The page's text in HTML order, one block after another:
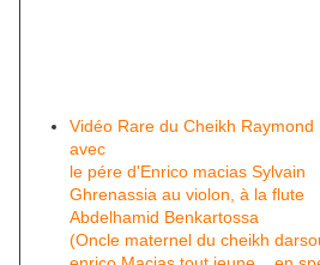
Vidéo Rare du Cheikh Raymond
avec
le pére d'Enrico macias Sylvain
Ghrenassia au violon, à la flute
Abdelhamid Benkartossa
(Oncle maternel du cheikh